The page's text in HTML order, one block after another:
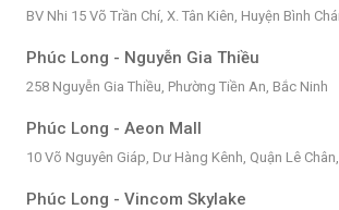
BV Nhi 15 Võ Trần Chí, X. Tân Kiên, Huyện Bình
Phúc Long - Nguyễn Gia Thiều
258 Nguyễn Gia Thiều, Phường Tiền An, Bắc Ninh
Phúc Long - Aeon Mall
10 Võ Nguyên Giáp, Dư Hàng Kênh, Quận Lê
Phúc Long - Vincom Skylake